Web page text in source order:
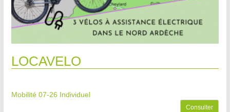
LOCAVELO
Mobilité 07-26 Individuel
Consulter